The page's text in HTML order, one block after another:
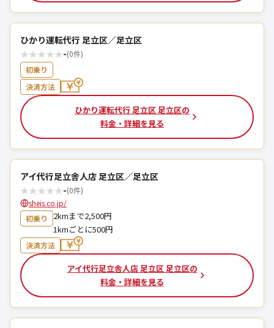
ひかり運転代行 足立区／足立区
★★★★★-(0件)
初乗り
決済方法
ひかり運転代行 足立区 足立区の
料金・詳細を見る
アイ代行足立舎人店 足立区／足立区
★★★★★-(0件)
sheis.co.jp/
初乗り
2kmまで2,500円
1kmごとに500円
決済方法
アイ代行足立舎人店 足立区 足立区の
料金・詳細を見る